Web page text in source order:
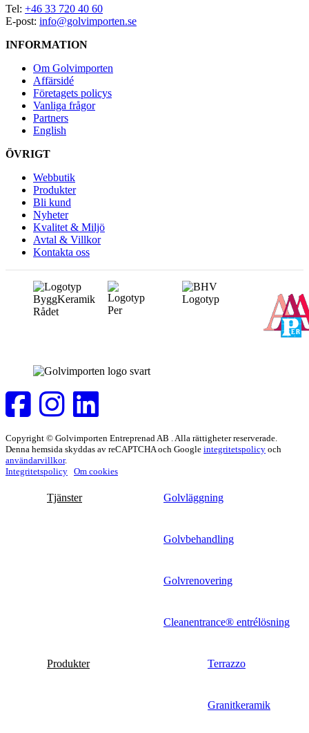
Tel: +46 33 720 40 60
E-post: info@golvimporten.se
INFORMATION
Om Golvimporten
Affärsidé
Företagets policys
Vanliga frågor
Partners
English
ÖVRIGT
Webbutik
Produkter
Bli kund
Nyheter
Kvalitet & Miljö
Avtal & Villkor
Kontakta oss
Copyright © Golvimporten Entreprenad AB . Alla rättigheter reserverade.
Denna hemsida skyddas av reCAPTCHA och Google integritetspolicy och
användarvillkor.
Integritetspolicy Om cookies
Tjänster Golvläggning
Golvbehandling
Golvrenovering
Cleanentrance® entrélösning
Produkter Terrazzo
Granitkeramik